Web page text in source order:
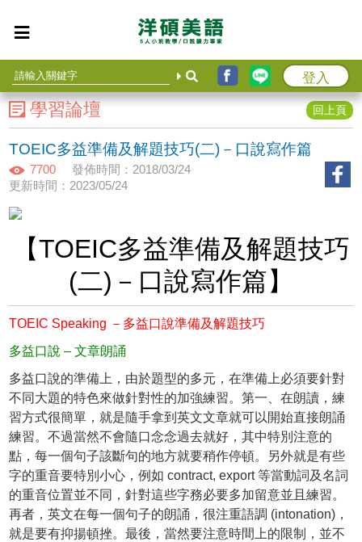
登入
學習論壇 回上頁
TOEIC多益準備及解題技巧(二)－口說寫作篇
7700
發佈時間：2018/03/24
更新時間：2023/05/24
【TOEIC多益準備及解題技巧
(二)－口說寫作篇】
TOEIC Speaking －多益口說準備及解題技巧
多益口說 – 文章朗誦
多益口說的準備上，由於題型的多元，在準備上必須要針對
不同大題的特色來做針對性的加強練習。第一、在朗讀，練
習方式很簡單，就是隨手拿到英文文章就可以開始直接朗誦
練習。不過當然不會隨口念念過去就好，其中特別注意的
點，每一個句子該斷句的地方就要稍作停頓。另外就是有些
字的重音要特別小心，例如 contract, export 等當動詞及名詞
的重音位置並不同，針對這些字務必要多加留意並且練習。
再者，英文在每一個句子的朗誦，很注重語調 (intonation)，
就是要有抑揚頓挫。最後，當然要注意時間上的限制，並不